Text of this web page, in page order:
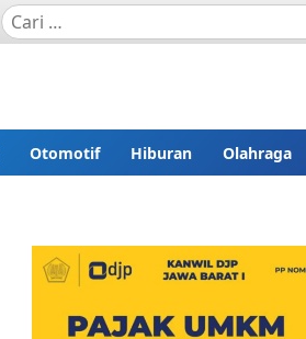
Otomotif Hiburan Olahraga